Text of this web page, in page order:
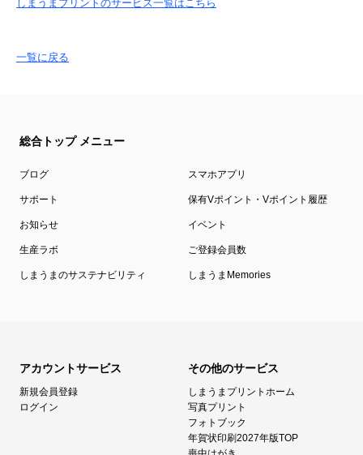
しまうまプリントのサービス一覧はこちら
一覧に戻る
総合トップ メニュー
ブログ スマホアプリ
サポート 保有Vポイント・Vポイント履歴
お知らせ イベント
生産ラボ ご登録会員数
しまうまのサステナビリティ しまうまMemories
アカウントサービス
新規会員登録
ログイン
その他のサービス
しまうまプリントホーム
写真プリント
フォトブック
年賀状印刷2027年版TOP